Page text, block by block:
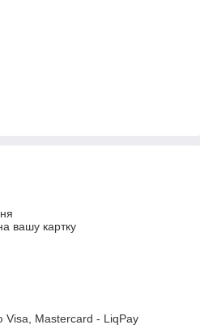
вашу картку
Visa, Mastercard - LiqPay